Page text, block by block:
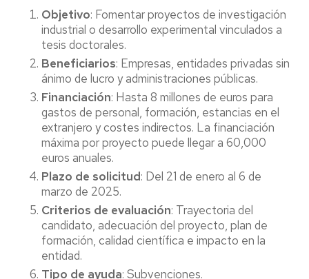
Objetivo: Fomentar proyectos de investigación
industrial o desarrollo experimental vinculados a
tesis doctorales.
Beneficiarios: Empresas, entidades privadas sin
ánimo de lucro y administraciones públicas.
Financiación: Hasta 8 millones de euros para
gastos de personal, formación, estancias en el
extranjero y costes indirectos. La financiación
máxima por proyecto puede llegar a 60,000
euros anuales.
Plazo de solicitud: Del 21 de enero al 6 de
marzo de 2025.
Criterios de evaluación: Trayectoria del
candidato, adecuación del proyecto, plan de
formación, calidad científica e impacto en la
entidad.
Tipo de ayuda: Subvenciones.